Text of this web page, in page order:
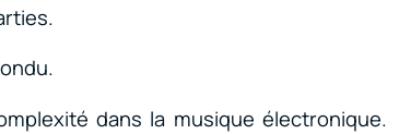
dans la musique électronique.